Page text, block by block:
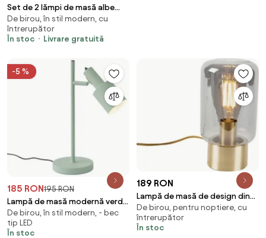
Set de 2 lămpi de masă albe
RGBW reîncărcabile IP54 - Pion
De birou, în stil modern, cu
întrerupător
În stoc
Livrare gratuită
-5 %
185 RON195 RON
Lampă de masă modernă verde
- Stijn
De birou, în stil modern, - bec
tip LED
În stoc
189 RON
Lampă de masă de design din
alamă cu sticlă fumurie - Bliss
Cute
De birou, pentru noptiere, cu
întrerupător
În stoc